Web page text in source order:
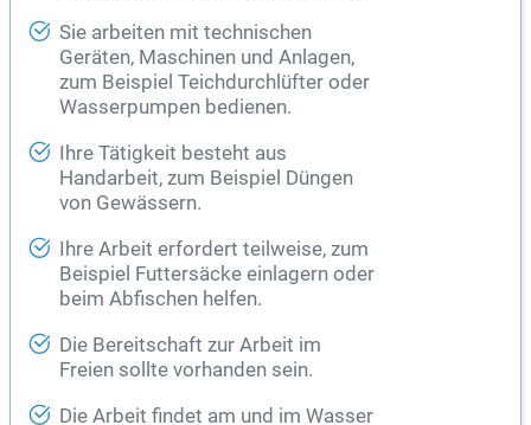
Sie arbeiten mit technischen
Geräten, Maschinen und Anlagen,
zum Beispiel Teichdurchlüfter oder
Wasserpumpen bedienen.
Ihre Tätigkeit besteht aus
Handarbeit, zum Beispiel Düngen
von Gewässern.
Ihre Arbeit erfordert teilweise, zum
Beispiel Futtersäcke einlagern oder
beim Abfischen helfen.
Die Bereitschaft zur Arbeit im
Freien sollte vorhanden sein.
Die Arbeit findet am und im Wasser